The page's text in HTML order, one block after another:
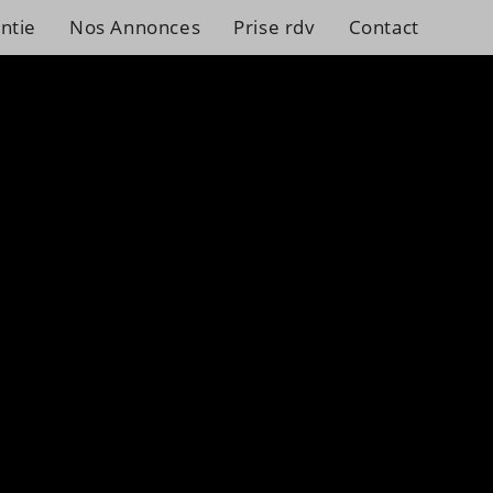
Nos Annonces Prise rdv Contact